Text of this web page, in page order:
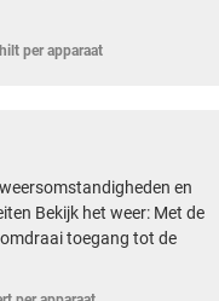
per apparaat
en
Bekijk het weer: Met de
toegang tot de